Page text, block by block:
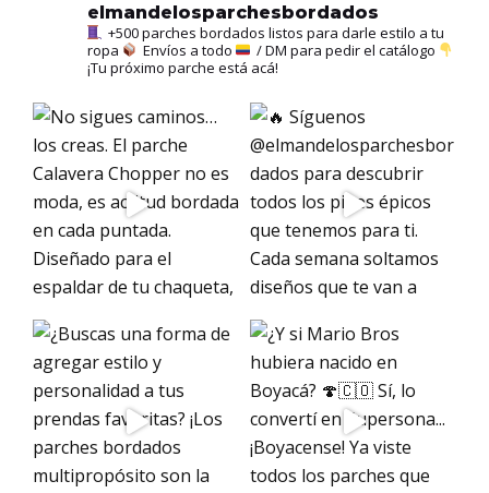
elmandelosparchesbordados
+500 parches bordados listos para darle estilo a tu
ropa
Envíos a todo
/ DM para pedir el catálogo
¡Tu próximo parche está acá!